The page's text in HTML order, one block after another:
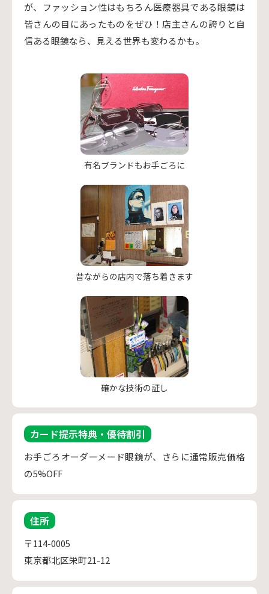
が、ファッション性はもちろん医療器具である眼鏡は
皆さんの目にあったものをぜひ！店主さんの誇りと自
信ある眼鏡なら、見える世界も変わるかも。
有名ブランドもお手ごろに
昔ながらの店内で落ち着きます
確かな技術の証し
カード提示特典・優待割引
お手ごろオーダーメード眼鏡が、さらに通常販売価格
の5%OFF
住所
〒114-0005
東京都北区栄町21-12